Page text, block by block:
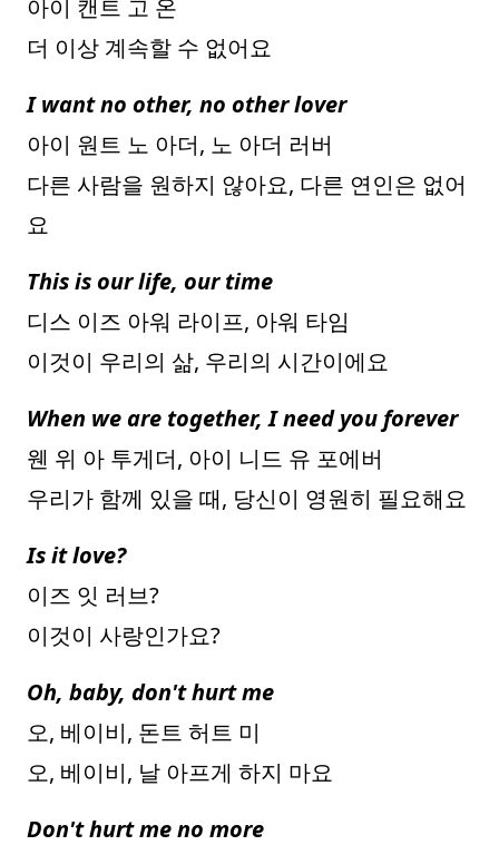
아이 캔트 고 온
더 이상 계속할 수 없어요
I want no other, no other lover
아이 원트 노 아더, 노 아더 러버
다른 사람을 원하지 않아요, 다른 연인은 없어
요
This is our life, our time
디스 이즈 아워 라이프, 아워 타임
이것이 우리의 삶, 우리의 시간이에요
When we are together, I need you forever
웬 위 아 투게더, 아이 니드 유 포에버
우리가 함께 있을 때, 당신이 영원히 필요해요
Is it love?
이즈 잇 러브?
이것이 사랑인가요?
Oh, baby, don't hurt me
오, 베이비, 돈트 허트 미
오, 베이비, 날 아프게 하지 마요
Don't hurt me no more